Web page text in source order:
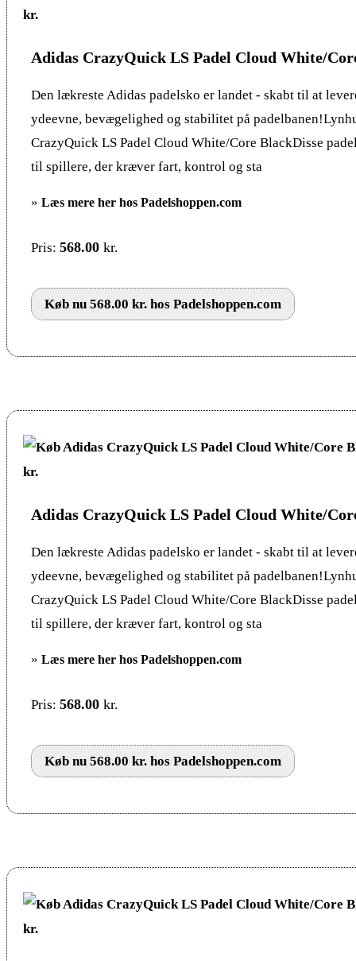
Adidas CrazyQuick LS Padel Cloud White/
Den lækreste Adidas padelsko er landet - skabt til at
ydeevne, bevægelighed og stabilitet på
CrazyQuick LS Padel Cloud White/Core BlackDisse
til spillere, der kræver fart, kontrol og sta
» Læs mere her hos Padelshoppen.com
Pris: 568.00 kr.
Køb nu 568.00 kr. hos Padelshoppen.com
Adidas CrazyQuick LS Padel Cloud White/
Den lækreste Adidas padelsko er landet - skabt til at
ydeevne, bevægelighed og stabilitet på
CrazyQuick LS Padel Cloud White/Core BlackDisse
til spillere, der kræver fart, kontrol og sta
» Læs mere her hos Padelshoppen.com
Pris: 568.00 kr.
Køb nu 568.00 kr. hos Padelshoppen.com